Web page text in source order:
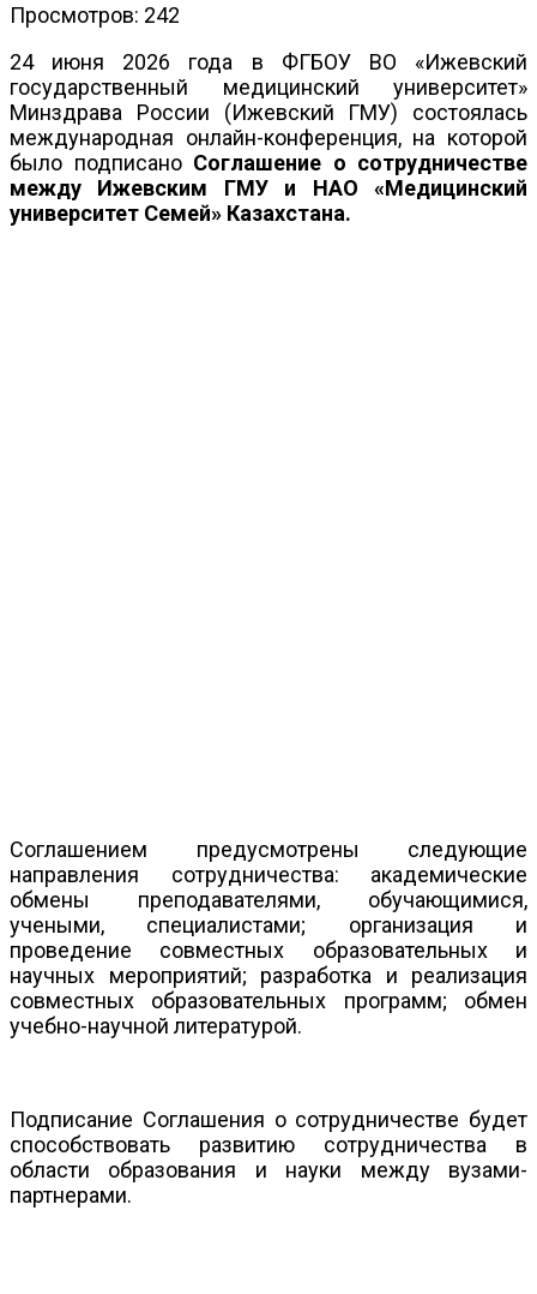
Просмотров: 242
24 июня 2026 года в ФГБОУ ВО «Ижевский
государственный медицинский университет»
Минздрава России (Ижевский ГМУ) состоялась
международная онлайн-конференция, на которой
было подписано Соглашение о сотрудничестве
между Ижевским ГМУ и НАО «Медицинский
университет Семей» Казахстана.
Соглашением предусмотрены следующие
направления сотрудничества: академические
обмены преподавателями, обучающимися,
учеными, специалистами; организация и
проведение совместных образовательных и
научных мероприятий; разработка и реализация
совместных образовательных программ; обмен
учебно-научной литературой.
Подписание Соглашения о сотрудничестве будет
способствовать развитию сотрудничества в
области образования и науки между вузами-
партнерами.